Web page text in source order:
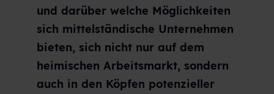
und darüber welche Möglichkeiten
sich mittelständische Unternehmen
bieten, sich nicht nur auf dem
heimischen Arbeitsmarkt, sondern
auch in den Köpfen potenzieller